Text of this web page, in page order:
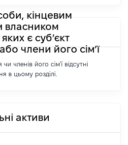
кінцевим
власником
є суб’єкт
члени його сім’ї
членів його сім'ї відсутні
в цьому розділі.
активи